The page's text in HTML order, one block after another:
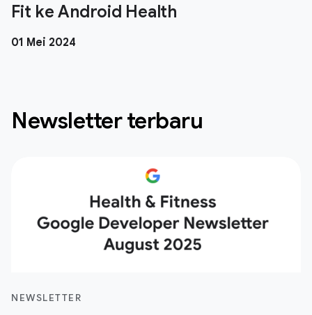
Fit ke Android Health
01 Mei 2024
Newsletter terbaru
NEWSLETTER